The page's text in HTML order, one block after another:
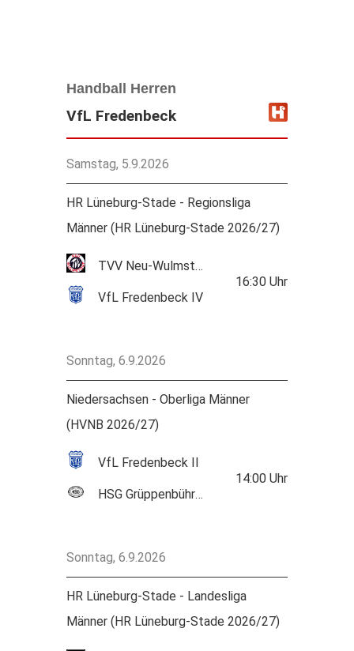
Handball Herren
VfL Fredenbeck
Samstag, 5.9.2026
HR Lüneburg-Stade - Regionsliga
Männer (HR Lüneburg-Stade 2026/27)
TVV Neu-Wulmstorf
VfL Fredenbeck IV
16:30Uhr
Sonntag, 6.9.2026
Niedersachsen - Oberliga Männer
(HVNB 2026/27)
VfL Fredenbeck II
HSG Grüppenbühren/Bookholzberg
14:00Uhr
Sonntag, 6.9.2026
HR Lüneburg-Stade - Landesliga
Männer (HR Lüneburg-Stade 2026/27)